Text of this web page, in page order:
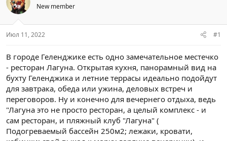
р
е
м
н
ч
а
New member
Июл 11, 2022 #1
В городе Геленджике есть одно замечательное местечко
- ресторан Лагуна. Открытая кухня, панорамный вид на
бухту Геленджика и летние террасы идеально подойдут
для завтрака, обеда или ужина, деловых встреч и
переговоров. Ну и конечно для вечернего отдыха, ведь
"Лагуна это не просто ресторан, а целый комплекс - и
сам ресторан, и пляжный клуб "Лагуна" (
Подогреваемый бассейн 250м2; лежаки, кровати,